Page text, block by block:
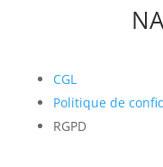
CGL
Politique de
RGPD